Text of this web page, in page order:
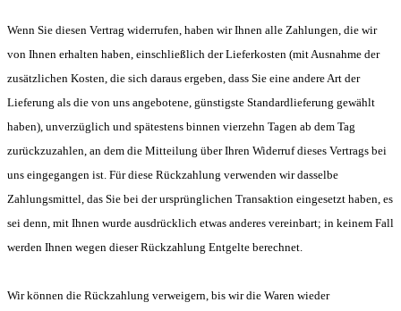
Wenn Sie diesen Vertrag widerrufen, haben wir Ihnen alle Zahlungen, die wir
von Ihnen erhalten haben, einschließlich der Lieferkosten (mit Ausnahme der
zusätzlichen Kosten, die sich daraus ergeben, dass Sie eine andere Art der
Lieferung als die von uns angebotene, günstigste Standardlieferung gewählt
haben), unverzüglich und spätestens binnen vierzehn Tagen ab dem Tag
zurückzuzahlen, an dem die Mitteilung über Ihren Widerruf dieses Vertrags bei
uns eingegangen ist. Für diese Rückzahlung verwenden wir dasselbe
Zahlungsmittel, das Sie bei der ursprünglichen Transaktion eingesetzt haben, es
sei denn, mit Ihnen wurde ausdrücklich etwas anderes vereinbart; in keinem Fall
werden Ihnen wegen dieser Rückzahlung Entgelte berechnet.
Wir können die Rückzahlung verweigern, bis wir die Waren wieder